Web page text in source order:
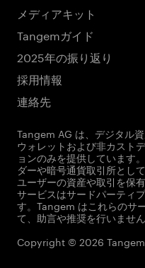
メディアキット
Tangemガイド
2025年の振り返り
採用情報
連絡先
Tangem AG は、デジタル
ウォレットおよび非カスト
ョンのみを提供しています
ダーや暗号通貨取引所とし
ユーザーの資産や取引を保
サービスはサードパーティ
す。Tangem はこれらのサ
て、助言や推奨を行いません